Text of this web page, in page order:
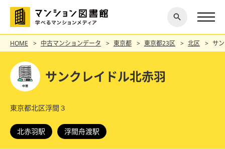
探す
閉じ
る
HOME 中古マンションデータ 東京都 東京都23区 北区 サ
サンクレイドル北赤羽
東京都北区浮間３
北赤羽駅 浮間舟渡駅